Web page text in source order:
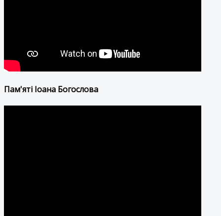
Пам'яті Іоана Богослова